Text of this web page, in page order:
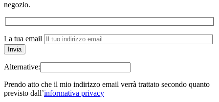
negozio.
La tua email
Alternative:
Prendo atto che il mio indirizzo email verrà trattato secondo quanto
previsto dall’informativa privacy